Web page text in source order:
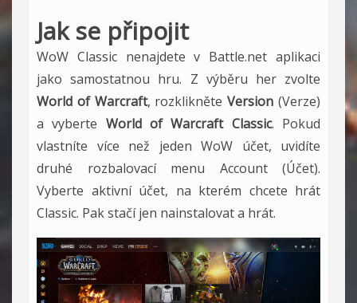
Jak se připojit
WoW Classic nenajdete v Battle.net aplikaci
jako samostatnou hru. Z výběru her zvolte
World of Warcraft, rozklikněteVersion(Verze)
a vyberte World of Warcraft Classic. Pokud
vlastníte více než jeden WoW účet, uvidíte
druhé rozbalovací menu Account (Účet).
Vyberte aktivní účet, na kterém chcete hrát
Classic. Pak stačí jen nainstalovat a hrát.